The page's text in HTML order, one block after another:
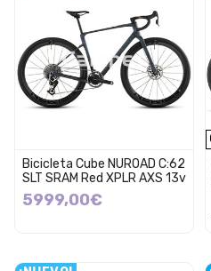
Bicicleta Cube NUROAD C:62
SLT SRAM Red XPLR AXS 13v
5999,00€